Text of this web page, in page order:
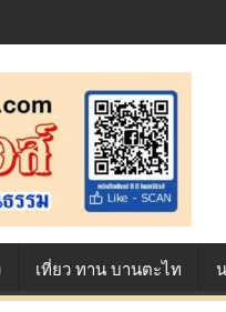
Contest ตอกย้ำศักยภาพแ
ทางการแข่งขัน True AF 2026 :
เที่ยว ทาน บานตะไท